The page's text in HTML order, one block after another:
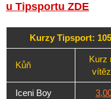
u Tipsportu ZDE
Kurzy Tipsport:
Kůň
Kurz
Iceni Boy